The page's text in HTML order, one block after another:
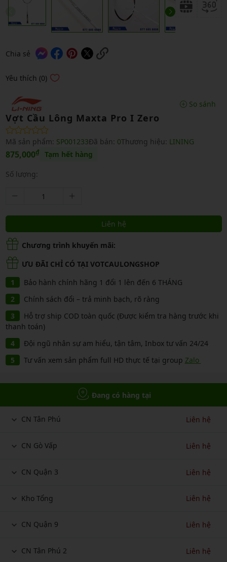
Chia sẻ
Yêu thích (0)
So sánh
Vợt Cầu Lông Maxta Pro I Zero
Mã sản phẩm: SP001233Đã bán: 0Thương hiệu: LINING
875,000₫ Tạm hết hàng
Số lượng:
Liên hệ
Chương trình khuyến mãi:
ƯU ĐÃI CHỈ CÓ TẠI VOTCAULONGSHOP
Bảo hành chính hãng 1 đổi 1 lên đến 6 THÁNG
Chính sách đổi – trả minh bạch, rõ ràng
Hỗ trợ ship COD toàn quốc (Được kiểm tra hàng trước khi
thanh toán)
Đội ngũ nhân sự am hiểu, tận tâm, Inbox tư vấn 24/24
Tư vấn xem sản phẩm full HD thực tế tại group Zalo
Đang có hàng tại
CN Tân Phú Liên hệ
CN Gò Vấp Liên hệ
CN Quận 3 Liên hệ
Kho Tổng Liên hệ
CN Quận 9 Liên hệ
CN Tân Phú 2 Liên hệ